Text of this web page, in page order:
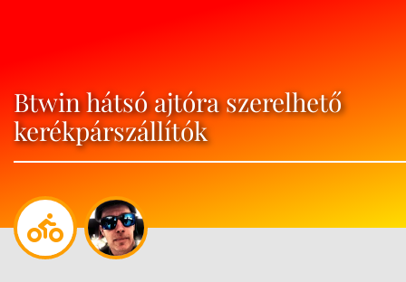
Btwin hátsó ajtóra szerelhető
kerékpárszállítók